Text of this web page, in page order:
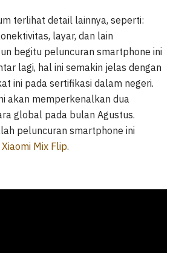
terlihat detail lainnya, seperti:
layar, dan lain
begitu peluncuran smartphone ini
lagi, hal ini semakin jelas dengan
ini pada sertifikasi dalam negeri.
akan memperkenalkan dua
global pada bulan Agustus.
peluncuran smartphone ini
Xiaomi Mix Flip.